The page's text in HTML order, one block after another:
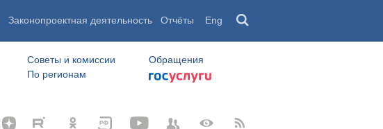
Законопроектная деятельность Отчёты Eng
Советы и комиссии
По регионам
Обращения